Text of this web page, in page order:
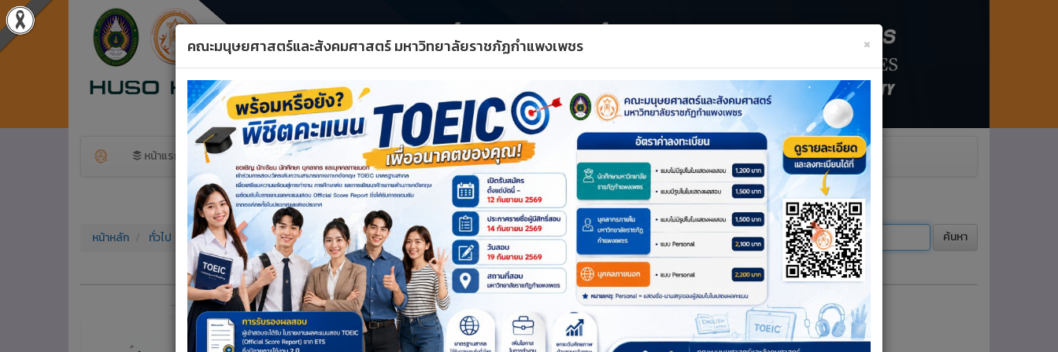
หน้าแรก ข้อมูลพื้นฐาน ด้านวิชาการ ด้านวิจัย ด้านประกันฯ แผนและโครงการ
A+ A– รีเซ็ต
×
คณะมนุษยศาสตร์และสังคมศาสตร์ มหาวิทยาลัยราชภัฏกำแพงเพชร
Previous Next
หน้าหลัก ทั่วไป ค้นหา